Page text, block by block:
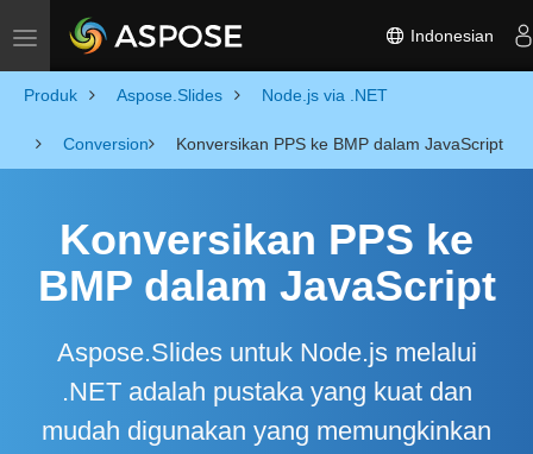
Toggle navigation Indonesian
Produk Aspose.Slides Node.js via .NET
Conversion Konversikan PPS ke BMP dalam JavaScript
Konversikan PPS ke
BMP dalam JavaScript
Aspose.Slides untuk Node.js melalui
.NET adalah pustaka yang kuat dan
mudah digunakan yang memungkinkan